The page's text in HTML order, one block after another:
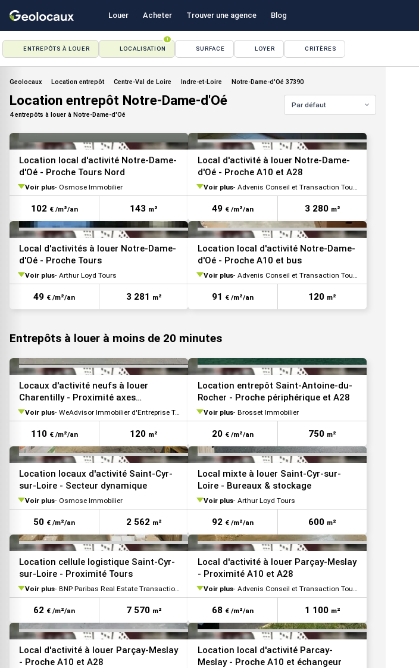
Louer Acheter Trouver une agence Blog
ENTREPÔTS À LOUER LOCALISATION
1
SURFACE LOYER CRITÈRES
Geolocaux Location entrepôt Centre-Val de Loire Indre-et-Loire Notre-Dame-d'Oé 37390
Location entrepôt Notre-Dame-d'Oé
4 entrepôts à louer à Notre-Dame-d'Oé
Par défaut
Location local d'activité Notre-Dame-
d'Oé - Proche Tours Nord
Voir plus Osmose Immobilier
102 € /m²/an 143 m²
VOIR TOUTES LES PHOTOS
Local d'activité à louer Notre-Dame-
d'Oé - Proche A10 et A28
Voir plus Advenis Conseil et Transaction Tours
49 € /m²/an 3 280 m²
VOIR TOUTES LES PHOTOS
Local d'activités à louer Notre-Dame-
d'Oé - Proche Tours
Voir plus Arthur Loyd Tours
49 € /m²/an 3 281 m²
VOIR TOUTES LES PHOTOS
Location local d'activité Notre-Dame-
d'Oé - Proche A10 et bus
Voir plus Advenis Conseil et Transaction Tours
91 € /m²/an 120 m²
Entrepôts à louer à moins de 20 minutes
VOIR TOUTES LES PHOTOS
Locaux d'activité neufs à louer
Charentilly - Proximité axes
principaux
Voir plus WeAdvisor Immobilier d'Entreprise Tours
110 € /m²/an 120 m²
VOIR TOUTES LES PHOTOS
Location entrepôt Saint-Antoine-du-
Rocher - Proche périphérique et A28
Voir plus Brosset Immobilier
20 € /m²/an 750 m²
VOIR TOUTES LES PHOTOS
Location locaux d'activité Saint-Cyr-
sur-Loire - Secteur dynamique
Voir plus Osmose Immobilier
50 € /m²/an 2 562 m²
VOIR TOUTES LES PHOTOS
Local mixte à louer Saint-Cyr-sur-
Loire - Bureaux & stockage
Voir plus Arthur Loyd Tours
92 € /m²/an 600 m²
VOIR TOUTES LES PHOTOS
Location cellule logistique Saint-Cyr-
sur-Loire - Proximité Tours
Voir plus BNP Paribas Real Estate Transaction Logistique
62 € /m²/an 7 570 m²
VOIR TOUTES LES PHOTOS
Local d'activité à louer Parçay-Meslay
- Proximité A10 et A28
Voir plus Advenis Conseil et Transaction Tours
68 € /m²/an 1 100 m²
VOIR TOUTES LES PHOTOS
Local d'activité à louer Parçay-Meslay
- Proche A10 et A28
VOIR TOUTES LES PHOTOS
Location local d'activité Parcay-
Meslay - Proche A10 et échangeur
VOIR TOUTES LES PHOTOS VOIR TOUTES LES PHOTOS